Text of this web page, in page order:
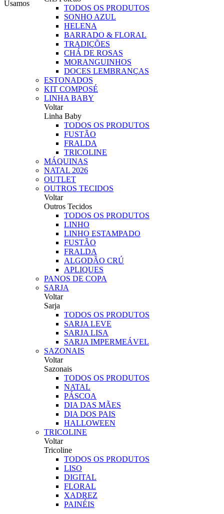
TODOS OS PRODUTOS
SONHO AZUL
HELENA
BARRADO & FLORAL
TRADIÇÕES
CHÁ DE ROSAS
MORANGUINHOS
DOCES LEMBRANÇAS
ESTONADOS
KIT COMPOSÉ
LINHA BABY
Voltar
Linha Baby
TODOS OS PRODUTOS
FUSTÃO
FRALDA
TRICOLINE
MÁQUINAS
NATAL 2026
OUTLET
OUTROS TECIDOS
Voltar
Outros Tecidos
TODOS OS PRODUTOS
LINHO
LINHO ESTAMPADO
FUSTÃO
FRALDA
ALGODÃO CRÚ
APLIQUES
PANOS DE COPA
SARJA
Voltar
Sarja
TODOS OS PRODUTOS
SARJA LEVE
SARJA LISA
SARJA IMPERMEÁVEL
SAZONAIS
Voltar
Sazonais
TODOS OS PRODUTOS
NATAL
PÁSCOA
DIA DAS MÃES
DIA DOS PAIS
HALLOWEEN
TRICOLINE
Voltar
Tricoline
TODOS OS PRODUTOS
LISO
DIGITAL
FLORAL
XADREZ
PAINÉIS
Usamos